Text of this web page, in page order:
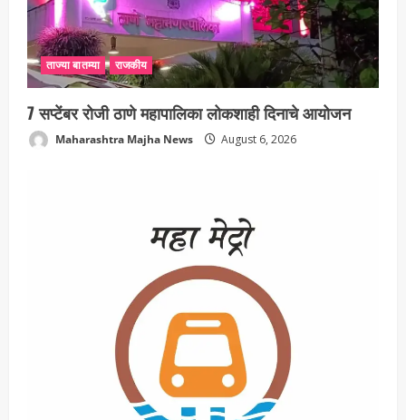
ताज्या बातम्या राजकीय
7 सप्टेंबर रोजी ठाणे महापालिका लोकशाही दिनाचे आयोजन
Maharashtra Majha News August 6, 2026